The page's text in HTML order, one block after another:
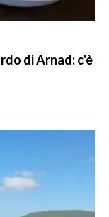
di Arnad: c'è